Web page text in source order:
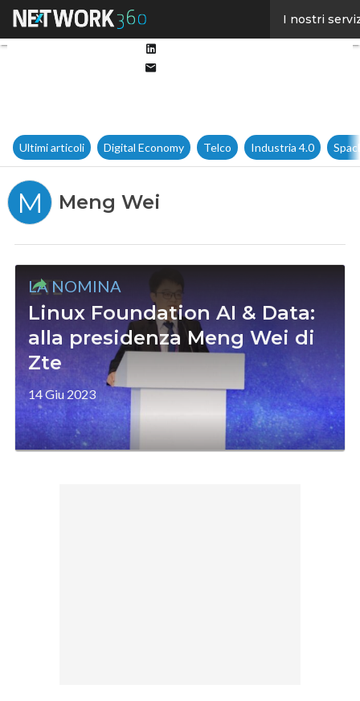
I nostri
Ultimi articoli Digital Economy Telco Industria 4.0
M Meng Wei
LA NOMINA
Linux Foundation AI & Data:
alla presidenza Meng Wei di
Zte
14 Giu 2023